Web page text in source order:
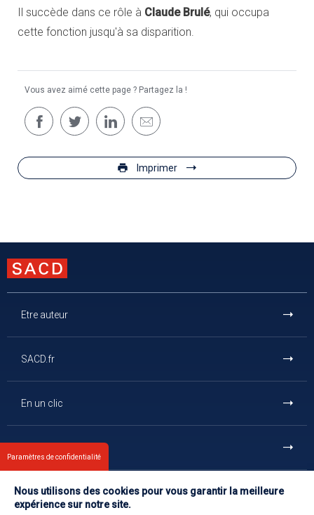
Il succède dans ce rôle à Claude Brulé, qui occupa
cette fonction jusqu'à sa disparition.
Vous avez aimé cette page ? Partagez la !
Imprimer
Etre auteur
SACD.fr
En un clic
Contact
Paramètres de confidentialité
Nous utilisons des cookies pour vous garantir la meilleure
expérience sur notre site.